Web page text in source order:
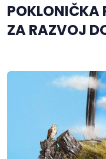
ZA RAZVOJ